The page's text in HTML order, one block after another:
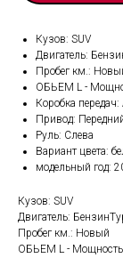
Кузов: SUV
Двигатель:
Пробег км.:
ОБЬЕМ L -
Коробка
Привод:
Руль: Слева
Вариант цвета:
модельный год:
Кузов: SUV
Двигатель:
Пробег км.: Новый
ОБЬЕМ L - Мощность